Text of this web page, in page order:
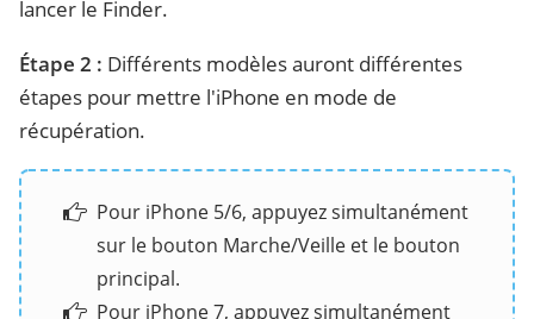
lancer le Finder.
Étape 2 : Différents modèles auront différentes
étapes pour mettre l'iPhone en mode de
récupération.
Pour iPhone 5/6, appuyez simultanément
sur le bouton Marche/Veille et le bouton
principal.
Pour iPhone 7, appuyez simultanément